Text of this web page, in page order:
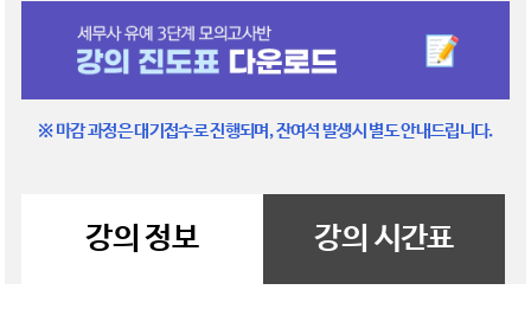
※ 마감 과정은 대기접수로 진행되며, 잔여석 발생시 별도 안내드립니다.
강의 정보 강의 시간표